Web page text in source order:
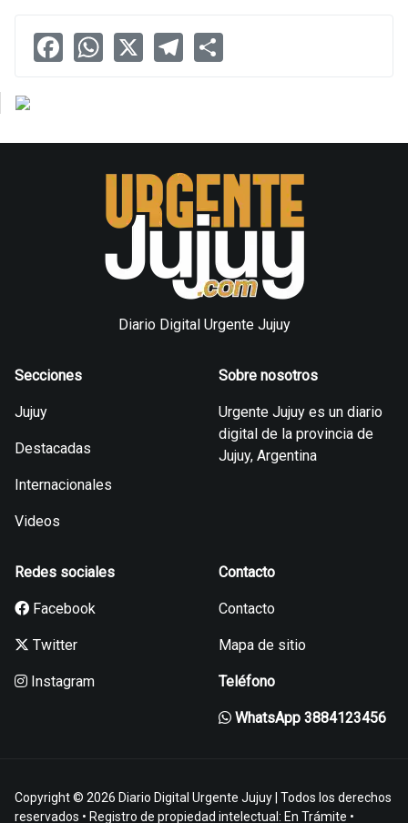
Facebook
WhatsApp
X Telegram
Diario Digital Urgente Jujuy
Secciones
Jujuy
Destacadas
Internacionales
Videos
Sobre nosotros
Urgente Jujuy es un diario
digital de la provincia de
Jujuy, Argentina
Redes sociales
Facebook
Twitter
Instagram
Contacto
Contacto
Mapa de sitio
Teléfono
WhatsApp 3884123456
Copyright © 2026 Diario Digital Urgente Jujuy | Todos los derechos
reservados • Registro de propiedad intelectual: En Trámite •